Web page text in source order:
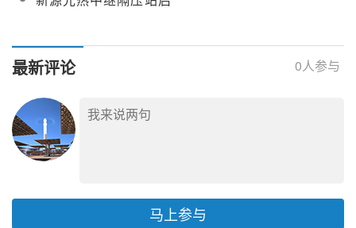
础
最新评论 0人参与
马上参与